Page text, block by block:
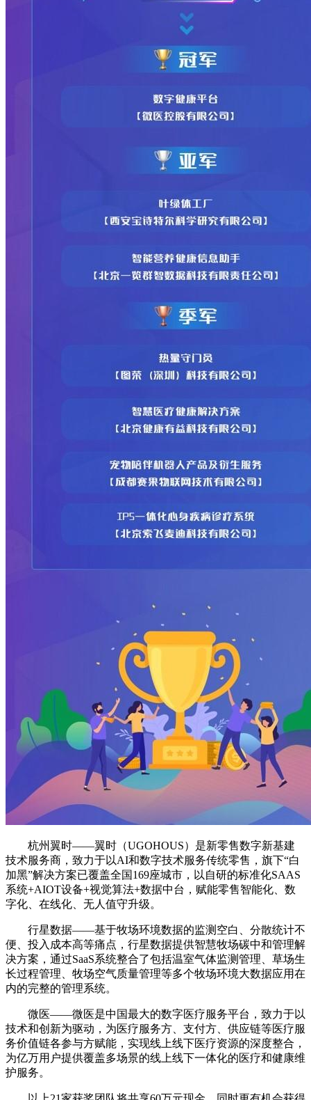
杭州翼时——翼时（UGOHOUS）是新零售数字新基建
技术服务商，致力于以AI和数字技术服务传统零售，旗下“白
加黑”解决方案已覆盖全国169座城市，以自研的标准化SAAS
系统+AIOT设备+视觉算法+数据中台，赋能零售智能化、数
字化、在线化、无人值守升级。
行星数据——基于牧场环境数据的监测空白、分散统计不
便、投入成本高等痛点，行星数据提供智慧牧场碳中和管理解
决方案，通过SaaS系统整合了包括温室气体监测管理、草场生
长过程管理、牧场空气质量管理等多个牧场环境大数据应用在
内的完整的管理系统。
微医——微医是中国最大的数字医疗服务平台，致力于以
技术和创新为驱动，为医疗服务方、支付方、供应链等医疗服
务价值链各参与方赋能，实现线上线下医疗资源的深度整合，
为亿万用户提供覆盖多场景的线上线下一体化的医疗和健康维
护服务。